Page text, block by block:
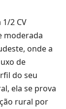
2 CV
moderada
onde a
de
do seu
ela se prova
rural por